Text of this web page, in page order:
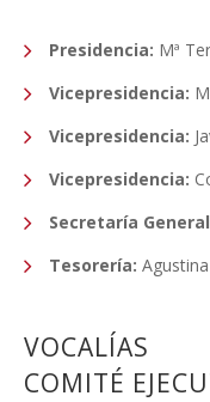
Presidencia: Mª
Vicepresidencia:
Vicepresidencia:
Vicepresidencia:
Secretaría
Tesorería:
VOCALÍAS
COMITÉ